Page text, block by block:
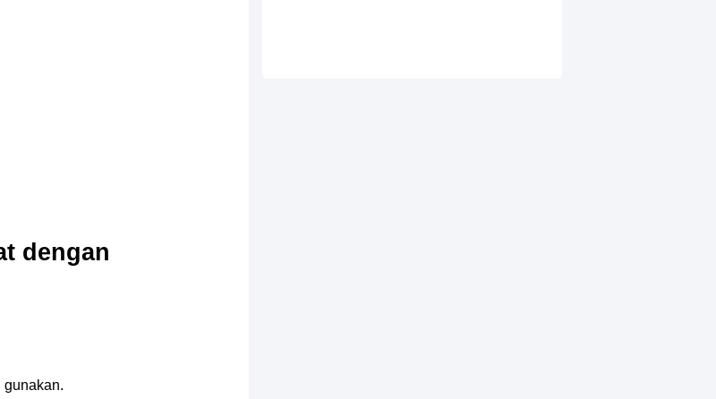
dengan
gunakan.